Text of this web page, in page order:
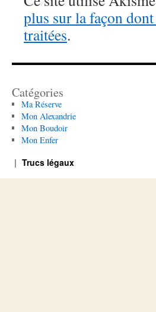
plus sur la façon
traitées.
Catégories
Ma Réserve
Mon Alexandrie
Mon Boudoir
Mon Enfer
Trucs légaux